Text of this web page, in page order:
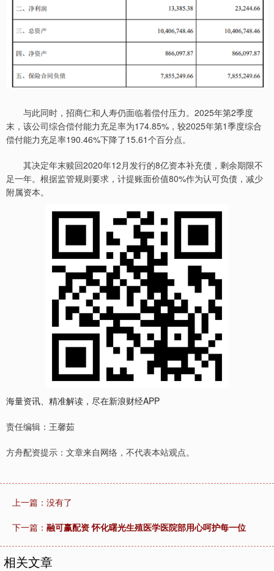
与此同时，招商仁和人寿仍面临着偿付压力。2025年第2季度
末，该公司综合偿付能力充足率为174.85%，较2025年第1季度综合
偿付能力充足率190.46%下降了15.61个百分点。
其决定年末赎回2020年12月发行的8亿资本补充债，剩余期限不
足一年。根据监管规则要求，计提账面价值80%作为认可负债，减少
附属资本。
海量资讯、精准解读，尽在新浪财经APP
责任编辑：王馨茹
方舟配资提示：文章来自网络，不代表本站观点。
上一篇：没有了
下一篇： 融可赢配资 怀化曙光生殖医学医院部用心呵护每一位
相关文章